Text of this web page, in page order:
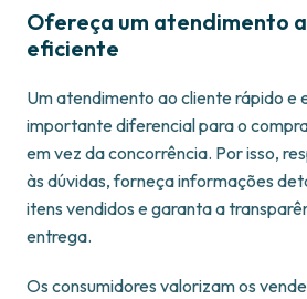
Ofereça um atendimento
eficiente
Um atendimento ao cliente rápido e
importante diferencial para o
em vez da concorrência. Por isso,
às dúvidas, forneça informações
itens vendidos e garanta a
entrega.
Os consumidores valorizam os